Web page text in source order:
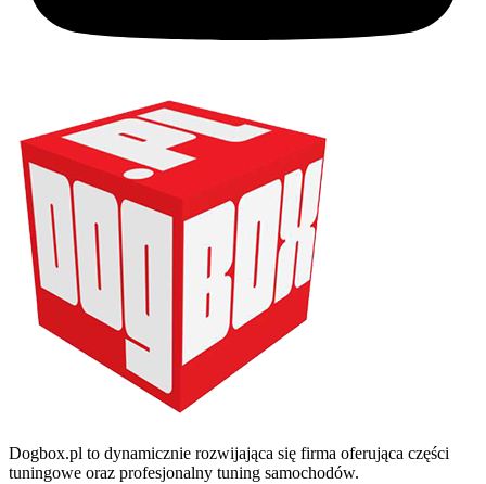
Dogbox.pl to dynamicznie rozwijająca się firma oferująca części
tuningowe oraz profesjonalny tuning samochodów.